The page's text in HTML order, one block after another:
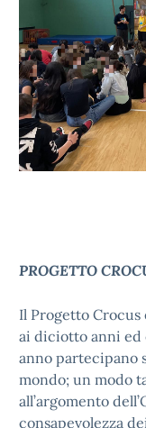
PROGETTO
Il Progetto
ai diciotto anni ed
anno partecipano
mondo; un modo
all’argomento
consapevolezza